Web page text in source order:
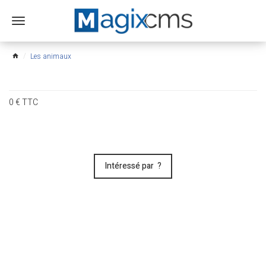
Ouvrir
menu
home Les animaux
0€TTC
Intéressé par ?